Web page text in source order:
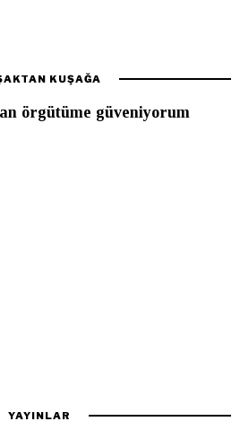
KUŞAĞA
örgütüme güveniyorum
YAYINLAR